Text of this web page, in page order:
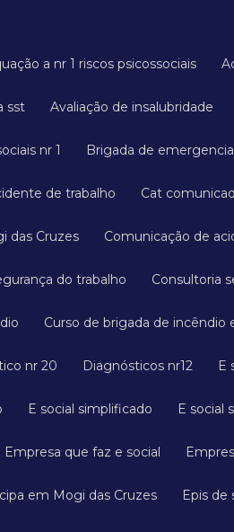
a nr 1 riscos psicossociais
sst Avaliação de insalubridade
nr 1 Brigada de
de trabalho Cat
das Cruzes Comunicação de
do trabalho Consultoria
Curso de brigada de
nr 20 Diagnósticos nr12
E social simplificado E social
Empresa que faz e social
em Mogi das Cruzes Epis